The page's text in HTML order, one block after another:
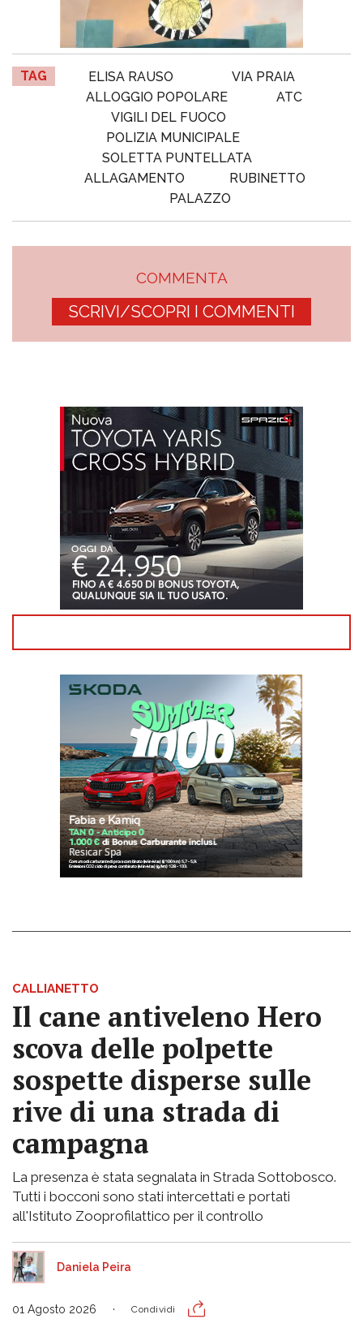
TAG ELISA RAUSO
VIA PRAIA
ALLOGGIO POPOLARE
ATC
VIGILI DEL FUOCO
POLIZIA MUNICIPALE
SOLETTA PUNTELLATA
ALLAGAMENTO
RUBINETTO
PALAZZO
COMMENTA
SCRIVI/SCOPRI I COMMENTI
CALLIANETTO
Il cane antiveleno Hero
scova delle polpette
sospette disperse sulle
rive di una strada di
campagna
La presenza è stata segnalata in Strada Sottobosco.
Tutti i bocconi sono stati intercettati e portati
all'Istituto Zooprofilattico per il controllo
Daniela Peira
01 Agosto 2026 Condividi